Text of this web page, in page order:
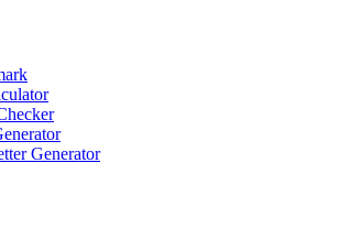
Generator